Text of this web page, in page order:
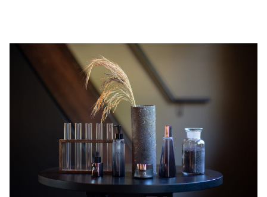
どのように映っているのか？ あなたがまだ知らない日本のモ
ノ・コトの魅力を発見できるかも知れません。